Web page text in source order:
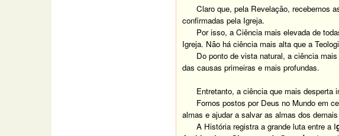
Claro que, pela Revelação, recebemos
confirmadas pela Igreja.
Por isso, a Ciência mais elevada de
Igreja. Não há ciência mais alta que a
Do ponto de vista natural, a ciência
das causas primeiras e mais profundas.
Entretanto, a ciência que mais desperta
Fomos postos por Deus no Mundo em
almas e ajudar a salvar as almas dos
A História registra a grande luta entre a I